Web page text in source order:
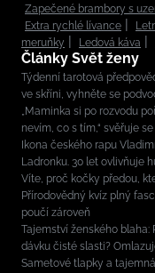
Zapečené brambory s
Extra rychlé lívance
meruňky
Ledová káva
Články Svět ženy
Týdenní tarotová
ve skříni, vyhněte se
„Maminka si po rozvodu
nevím, co s tím,“ svěřuje
Ikona českého rapu
Ladronku. 30 let ovlivňuje
Víte, proč kočky předou,
Přírodovědný kvíz plný
poučí zároveň
Tajemství ženského
dávku čisté slasti?
Sametové tlapky a